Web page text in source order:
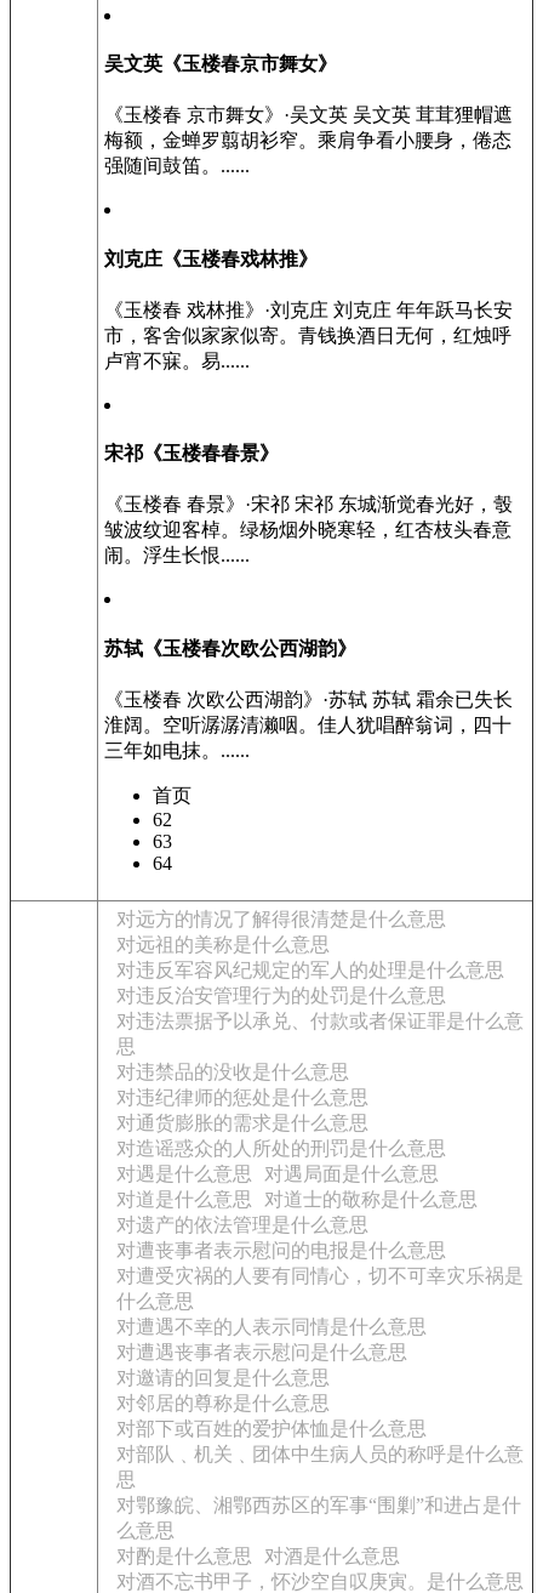
吴文英《玉楼春京市舞女》
《玉楼春 京市舞女》·吴文英 吴文英 茸茸狸帽遮
梅额，金蝉罗翦胡衫窄。乘肩争看小腰身，倦态
强随间鼓笛。......
刘克庄《玉楼春戏林推》
《玉楼春 戏林推》·刘克庄 刘克庄 年年跃马长安
市，客舍似家家似寄。青钱换酒日无何，红烛呼
卢宵不寐。易......
宋祁《玉楼春春景》
《玉楼春 春景》·宋祁 宋祁 东城渐觉春光好，彀
皱波纹迎客棹。绿杨烟外晓寒轻，红杏枝头春意
闹。浮生长恨......
苏轼《玉楼春次欧公西湖韵》
《玉楼春 次欧公西湖韵》·苏轼 苏轼 霜余已失长
淮阔。空听潺潺清濑咽。佳人犹唱醉翁词，四十
三年如电抹。......
首页
62
63
64
对远方的情况了解得很清楚是什么意思
对远祖的美称是什么意思
对违反军容风纪规定的军人的处理是什么意思
对违反治安管理行为的处罚是什么意思
对违法票据予以承兑、付款或者保证罪是什么意
思
对违禁品的没收是什么意思
对违纪律师的惩处是什么意思
对通货膨胀的需求是什么意思
对造谣惑众的人所处的刑罚是什么意思
对遇是什么意思
对遇局面是什么意思
对道是什么意思
对道士的敬称是什么意思
对遗产的依法管理是什么意思
对遭丧事者表示慰问的电报是什么意思
对遭受灾祸的人要有同情心，切不可幸灾乐祸是
什么意思
对遭遇不幸的人表示同情是什么意思
对遭遇丧事者表示慰问是什么意思
对邀请的回复是什么意思
对邻居的尊称是什么意思
对部下或百姓的爱护体恤是什么意思
对部队﹑机关﹑团体中生病人员的称呼是什么意
思
对鄂豫皖、湘鄂西苏区的军事“围剿”和进占是什
么意思
对酌是什么意思
对酒是什么意思
对酒不忘书甲子，怀沙空自叹庚寅。是什么意思